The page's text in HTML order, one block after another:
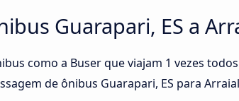
Guarapari, ES a
como a Buser que viajam 1 vezes
de ônibus Guarapari, ES para